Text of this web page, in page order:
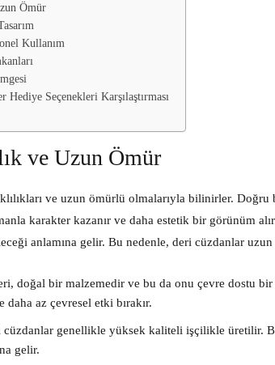
Ömür
Kullanım
Hediye Seçenekleri Karşılaştırması
ve Uzun Ömür
ve uzun ömürlü olmalarıyla bilinirler.
karakter kazanır ve daha estetik bir görünüm
anlamına gelir. Bu nedenle, deri cüzdanlar
doğal bir malzemedir ve bu da onu çevre dostu
az çevresel etki bırakır.
cüzdanlar genellikle yüksek kaliteli işçilikle üretilir.
gelir.